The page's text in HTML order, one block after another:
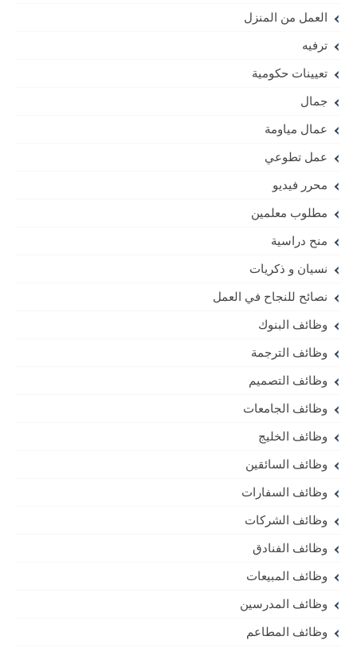
العمل من المنزل
ترفيه
تعيينات حكومية
جمال
عمال مياومة
عمل تطوعي
محرر فيديو
مطلوب معلمين
منح دراسية
نسيان و ذكريات
نصائح للنجاح في العمل
وظائف البنوك
وظائف الترجمة
وظائف التصميم
وظائف الجامعات
وظائف الخليج
وظائف السائقين
وظائف السفارات
وظائف الشركات
وظائف الفنادق
وظائف المبيعات
وظائف المدرسين
وظائف المطاعم